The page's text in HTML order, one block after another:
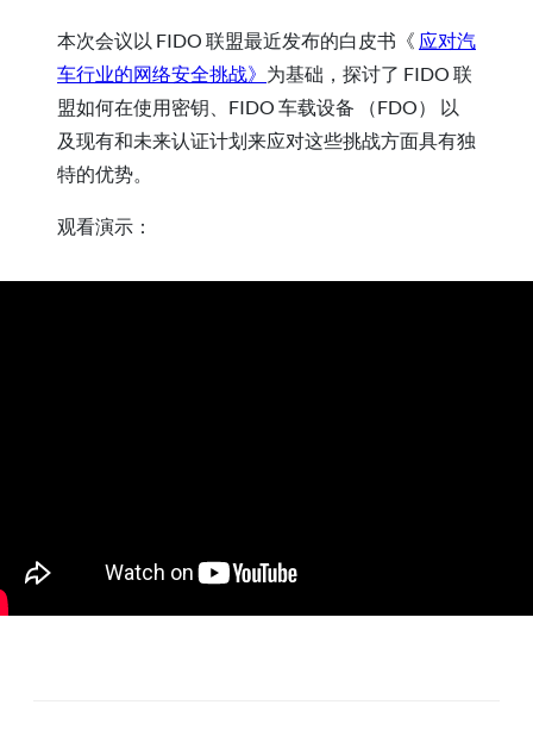
本次会议以 FIDO 联盟最近发布的白皮书《 应对汽
车行业的网络安全挑战》 为基础，探讨了 FIDO 联
盟如何在使用密钥、FIDO 车载设备 （FDO） 以
及现有和未来认证计划来应对这些挑战方面具有独
特的优势。
观看演示：